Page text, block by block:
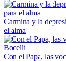
Carmina y la
el alma
Con el Papa, las